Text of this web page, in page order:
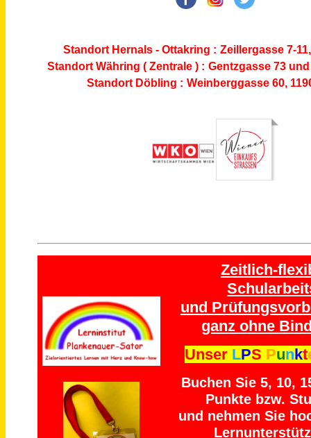
Standort Hernals - Ottakring : Zeillergasse 7-
Standort Währing ( Zentrale ) : Gentzgasse 73und
Standort Döbling : Weinberggasse 60,
Zeitlich-
und
ganz ohne
Unser LPS Pun kt
Buchen Sie 5, 10,
Punkte bzw.
und nehmen Sie